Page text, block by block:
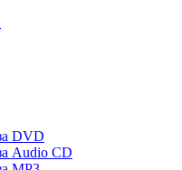
DVD
Audio CD